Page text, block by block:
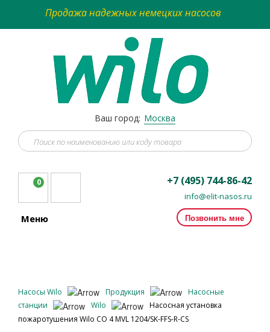
Продажа надежных немецких насосов
Ваш город: Москва
0 +7 (495) 744-86-42
info@elit-nasos.ru
Позвонить мне
Меню
Насосы Wilo Продукция
Насосные
станции
Wilo
Насосная установка
пожаротушения Wilo CO 4 MVL 1204/SK-FFS-R-CS